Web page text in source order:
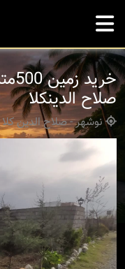
صلاح الدینکلا
نوشهر - صلاح الدین